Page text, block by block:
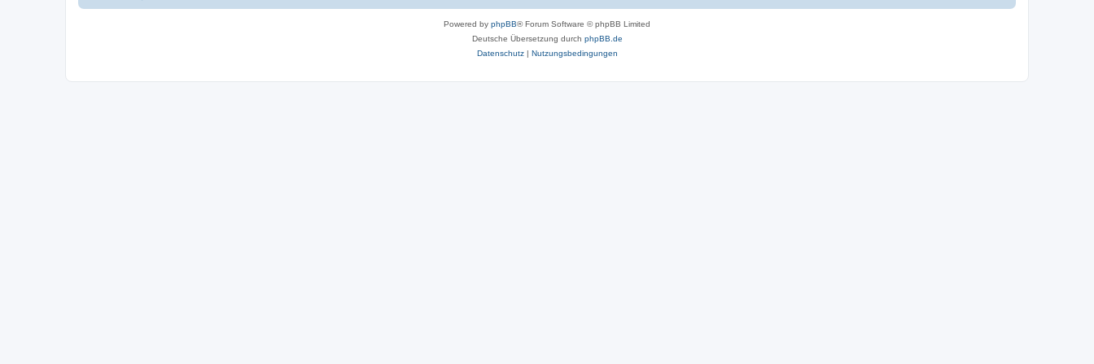
Powered by phpBB® Forum Software © phpBB Limited
Deutsche Übersetzung durch phpBB.de
Datenschutz| Nutzungsbedingungen